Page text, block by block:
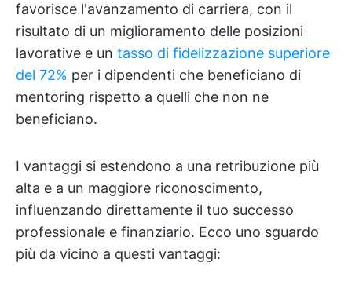
favorisce l'avanzamento di carriera, con il
risultato di un miglioramento delle posizioni
lavorative e un tasso di fidelizzazione superiore
del 72% per i dipendenti che beneficiano di
mentoring rispetto a quelli che non ne
beneficiano.
I vantaggi si estendono a una retribuzione più
alta e a un maggiore riconoscimento,
influenzando direttamente il tuo successo
professionale e finanziario. Ecco uno sguardo
più da vicino a questi vantaggi: